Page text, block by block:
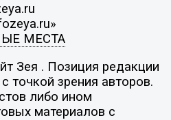
МЕСТА
Зея . Позиция редакции
точкой зрения авторов.
либо ином
материалов с